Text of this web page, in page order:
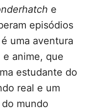
e
episódios
uma aventura
anime, que
estudante do
real e um
mundo